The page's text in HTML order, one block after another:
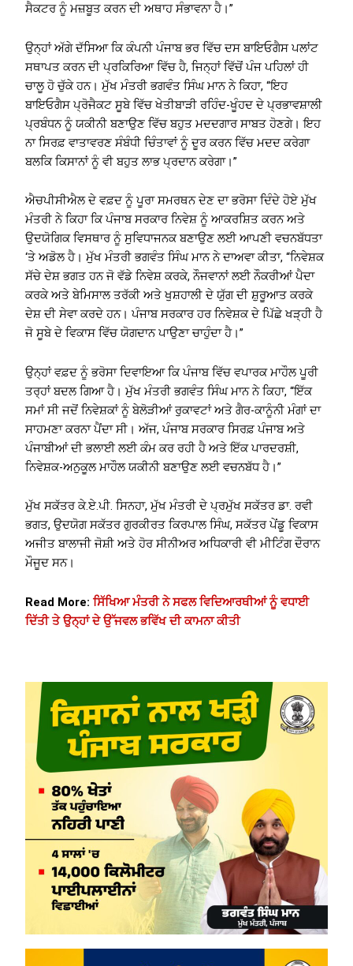
ਸੈਕਟਰ ਨੂੰ ਮਜ਼ਬੂਤ ​​ਕਰਨ ਦੀ ਅਥਾਹ ਸੰਭਾਵਨਾ ਹੈ।”
ਉਨ੍ਹਾਂ ਅੱਗੇ ਦੱਸਿਆ ਕਿ ਕੰਪਨੀ ਪੰਜਾਬ ਭਰ ਵਿੱਚ ਦਸ ਬਾਇਓਗੈਸ ਪਲਾਂਟ
ਸਥਾਪਤ ਕਰਨ ਦੀ ਪ੍ਰਕਿਰਿਆ ਵਿੱਚ ਹੈ, ਜਿਨ੍ਹਾਂ ਵਿੱਚੋਂ ਪੰਜ ਪਹਿਲਾਂ ਹੀ
ਚਾਲੂ ਹੋ ਚੁੱਕੇ ਹਨ। ਮੁੱਖ ਮੰਤਰੀ ਭਗਵੰਤ ਸਿੰਘ ਮਾਨ ਨੇ ਕਿਹਾ, “ਇਹ
ਬਾਇਓਗੈਸ ਪ੍ਰੋਜੈਕਟ ਸੂਬੇ ਵਿੱਚ ਖੇਤੀਬਾੜੀ ਰਹਿੰਦ-ਖੂੰਹਦ ਦੇ ਪ੍ਰਭਾਵਸ਼ਾਲੀ
ਪ੍ਰਬੰਧਨ ਨੂੰ ਯਕੀਨੀ ਬਣਾਉਣ ਵਿੱਚ ਬਹੁਤ ਮਦਦਗਾਰ ਸਾਬਤ ਹੋਣਗੇ। ਇਹ
ਨਾ ਸਿਰਫ਼ ਵਾਤਾਵਰਣ ਸੰਬੰਧੀ ਚਿੰਤਾਵਾਂ ਨੂੰ ਦੂਰ ਕਰਨ ਵਿੱਚ ਮਦਦ ਕਰੇਗਾ
ਬਲਕਿ ਕਿਸਾਨਾਂ ਨੂੰ ਵੀ ਬਹੁਤ ਲਾਭ ਪ੍ਰਦਾਨ ਕਰੇਗਾ।”
ਐਚਪੀਸੀਐਲ ਦੇ ਵਫ਼ਦ ਨੂੰ ਪੂਰਾ ਸਮਰਥਨ ਦੇਣ ਦਾ ਭਰੋਸਾ ਦਿੰਦੇ ਹੋਏ ਮੁੱਖ
ਮੰਤਰੀ ਨੇ ਕਿਹਾ ਕਿ ਪੰਜਾਬ ਸਰਕਾਰ ਨਿਵੇਸ਼ ਨੂੰ ਆਕਰਸ਼ਿਤ ਕਰਨ ਅਤੇ
ਉਦਯੋਗਿਕ ਵਿਸਥਾਰ ਨੂੰ ਸੁਵਿਧਾਜਨਕ ਬਣਾਉਣ ਲਈ ਆਪਣੀ ਵਚਨਬੱਧਤਾ
‘ਤੇ ਅਡੋਲ ਹੈ। ਮੁੱਖ ਮੰਤਰੀ ਭਗਵੰਤ ਸਿੰਘ ਮਾਨ ਨੇ ਦਾਅਵਾ ਕੀਤਾ, “ਨਿਵੇਸ਼ਕ
ਸੱਚੇ ਦੇਸ਼ ਭਗਤ ਹਨ ਜੋ ਵੱਡੇ ਨਿਵੇਸ਼ ਕਰਕੇ, ਨੌਜਵਾਨਾਂ ਲਈ ਨੌਕਰੀਆਂ ਪੈਦਾ
ਕਰਕੇ ਅਤੇ ਬੇਮਿਸਾਲ ਤਰੱਕੀ ਅਤੇ ਖੁਸ਼ਹਾਲੀ ਦੇ ਯੁੱਗ ਦੀ ਸ਼ੁਰੂਆਤ ਕਰਕੇ
ਦੇਸ਼ ਦੀ ਸੇਵਾ ਕਰਦੇ ਹਨ। ਪੰਜਾਬ ਸਰਕਾਰ ਹਰ ਨਿਵੇਸ਼ਕ ਦੇ ਪਿੱਛੇ ਖੜ੍ਹੀ ਹੈ
ਜੋ ਸੂਬੇ ਦੇ ਵਿਕਾਸ ਵਿੱਚ ਯੋਗਦਾਨ ਪਾਉਣਾ ਚਾਹੁੰਦਾ ਹੈ।”
ਉਨ੍ਹਾਂ ਵਫ਼ਦ ਨੂੰ ਭਰੋਸਾ ਦਿਵਾਇਆ ਕਿ ਪੰਜਾਬ ਵਿੱਚ ਵਪਾਰਕ ਮਾਹੌਲ ਪੂਰੀ
ਤਰ੍ਹਾਂ ਬਦਲ ਗਿਆ ਹੈ। ਮੁੱਖ ਮੰਤਰੀ ਭਗਵੰਤ ਸਿੰਘ ਮਾਨ ਨੇ ਕਿਹਾ, “ਇੱਕ
ਸਮਾਂ ਸੀ ਜਦੋਂ ਨਿਵੇਸ਼ਕਾਂ ਨੂੰ ਬੇਲੋੜੀਆਂ ਰੁਕਾਵਟਾਂ ਅਤੇ ਗੈਰ-ਕਾਨੂੰਨੀ ਮੰਗਾਂ ਦਾ
ਸਾਹਮਣਾ ਕਰਨਾ ਪੈਂਦਾ ਸੀ। ਅੱਜ, ਪੰਜਾਬ ਸਰਕਾਰ ਸਿਰਫ਼ ਪੰਜਾਬ ਅਤੇ
ਪੰਜਾਬੀਆਂ ਦੀ ਭਲਾਈ ਲਈ ਕੰਮ ਕਰ ਰਹੀ ਹੈ ਅਤੇ ਇੱਕ ਪਾਰਦਰਸ਼ੀ,
ਨਿਵੇਸ਼ਕ-ਅਨੁਕੂਲ ਮਾਹੌਲ ਯਕੀਨੀ ਬਣਾਉਣ ਲਈ ਵਚਨਬੱਧ ਹੈ।”
ਮੁੱਖ ਸਕੱਤਰ ਕੇ.ਏ.ਪੀ. ਸਿਨਹਾ, ਮੁੱਖ ਮੰਤਰੀ ਦੇ ਪ੍ਰਮੁੱਖ ਸਕੱਤਰ ਡਾ. ਰਵੀ
ਭਗਤ, ਉਦਯੋਗ ਸਕੱਤਰ ਗੁਰਕੀਰਤ ਕਿਰਪਾਲ ਸਿੰਘ, ਸਕੱਤਰ ਪੇਂਡੂ ਵਿਕਾਸ
ਅਜੀਤ ਬਾਲਾਜੀ ਜੋਸ਼ੀ ਅਤੇ ਹੋਰ ਸੀਨੀਅਰ ਅਧਿਕਾਰੀ ਵੀ ਮੀਟਿੰਗ ਦੌਰਾਨ
ਮੌਜੂਦ ਸਨ।
Read More:ਸਿੱਖਿਆ ਮੰਤਰੀ ਨੇ ਸਫਲ ਵਿਦਿਆਰਥੀਆਂ ਨੂੰ ਵਧਾਈ
ਦਿੱਤੀ ਤੇ ਉਨ੍ਹਾਂ ਦੇ ਉੱਜਵਲ ਭਵਿੱਖ ਦੀ ਕਾਮਨਾ ਕੀਤੀ